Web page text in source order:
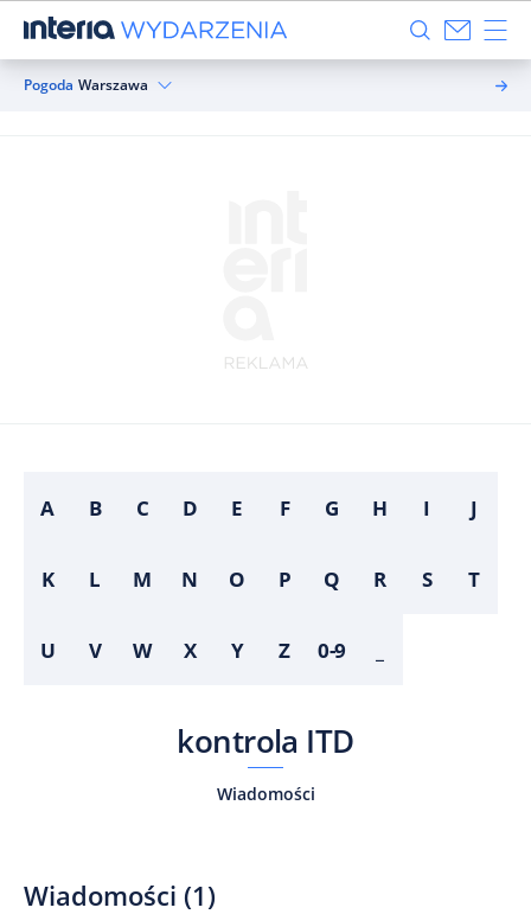
Pogoda Warszawa
A B C D E F G H I J
K L M N O P Q R S T
U V W X Y Z 0-9
kontrola ITD
Wiadomości
Wiadomości (1)